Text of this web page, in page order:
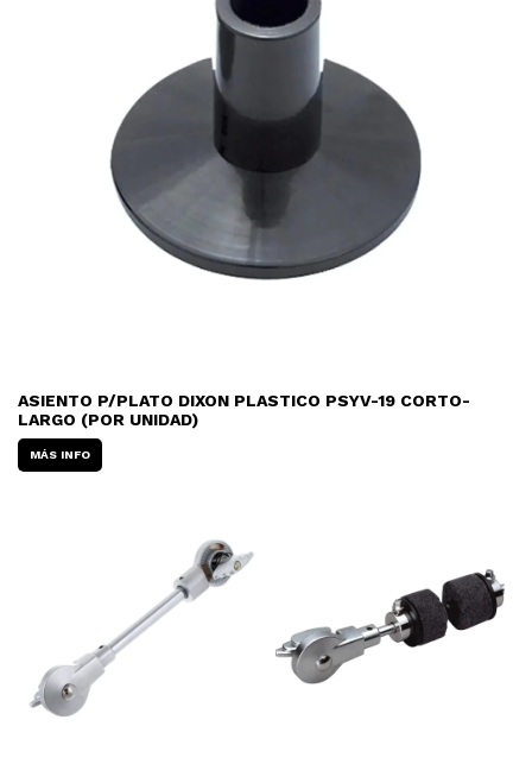
ASIENTO P/PLATO DIXON PLASTICO PSYV-19 CORTO-
LARGO (POR UNIDAD)
MÁS INFO